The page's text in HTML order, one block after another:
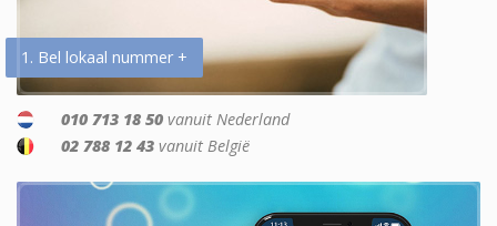
1. Bel lokaal nummer +
010 713 18 50 vanuit Nederland
02 788 12 43 vanuit België